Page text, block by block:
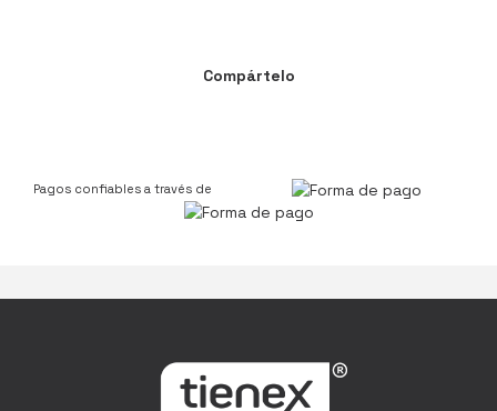
Compártelo
Pagos confiables a través de